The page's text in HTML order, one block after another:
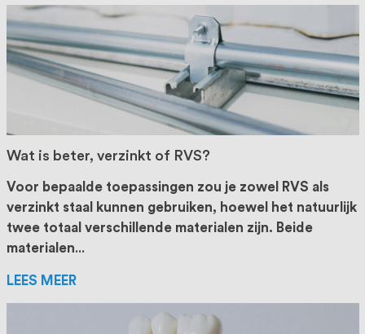
Wat is beter, verzinkt of RVS?
Voor bepaalde toepassingen zou je zowel RVS als
verzinkt staal kunnen gebruiken, hoewel het natuurlijk
twee totaal verschillende materialen zijn. Beide
materialen...
LEES MEER